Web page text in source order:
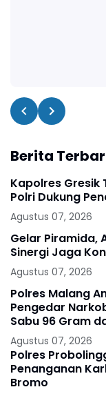
Berita
Kapolres Gresik
Polri Dukung
Agustus 07, 2026
Gelar Piramida,
Sinergi Jaga
Agustus 07, 2026
Polres Malang
Pengedar
Sabu 96 Gram
Agustus 07, 2026
Polres
Penanganan
Bromo